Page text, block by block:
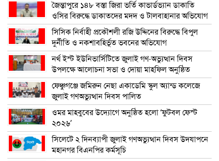
জৈন্তাপুরে ১৪৮ বস্তা জিরা ভর্তি কাভার্ডভ্যান ডাকাতি
ওসির বিরুদ্ধে ডাকাতদের মদদ ও টালবাহানার অভিযোগ
সিসিক নির্বাহী প্রকৌশলী রজি উদ্দিনের বিরুদ্ধে বিপুল
দুর্নীতি ও নকশাবহির্ভূত ভবনের অভিযোগ
নর্থ ইস্ট ইউনিভার্সিটিতে জুলাই গণ-অভ্যুত্থান দিবস
উপলক্ষে আলোচনা সভা ও দোয়া মাহফিল অনুষ্ঠিত
ফেঞ্চুগঞ্জে জমিরুন নেছা একাডেমি স্কুল অ্যান্ড কলেজে
জুলাই গণঅভ্যুত্থান দিবস পালিত
ওমর মাহবুবের উদ্যোগে অনুষ্ঠিত হলো ‘ফুটবল ফেস্ট
২০২৬’
সিলেটে ২ দিনব্যাপী জুলাই গণঅভ্যুত্থান দিবস উদযাপনে
মহানগর বিএনপির কর্মসূচি